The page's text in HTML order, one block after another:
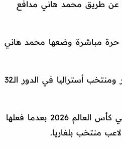
وأدرك منتخب أستراليا هدف التعادل في مرمى مصر في الدقيقة 55 عن طريق محمد هاني مدافع
مباشرة وضعها محمد هاني
وتشير النتيجة إلى التعادل الإيجابي بهدف لكل فريق بين منتخب مصر ومنتخب أستراليا في الدور الـ32
تجدر الإشارة إلى أن هدف محمد هاني يعد الثاني بالخطأ في مرماه في كأس العالم 2026 بعدما فعلها